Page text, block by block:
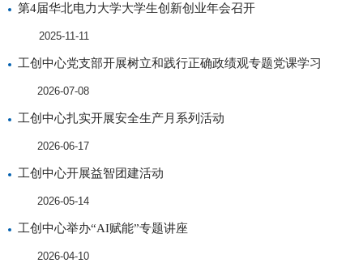
第4届华北电力大学大学生创新创业年会召开
2025-11-11
工创中心党支部开展树立和践行正确政绩观专题党课学习
2026-07-08
工创中心扎实开展安全生产月系列活动
2026-06-17
工创中心开展益智团建活动
2026-05-14
工创中心举办“AI赋能”专题讲座
2026-04-10